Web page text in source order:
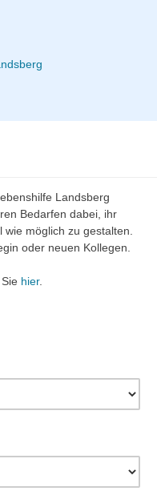
Landsberg
Bedarfen dabei, ihr
möglich zu gestalten.
oder neuen Kollegen.
hier.